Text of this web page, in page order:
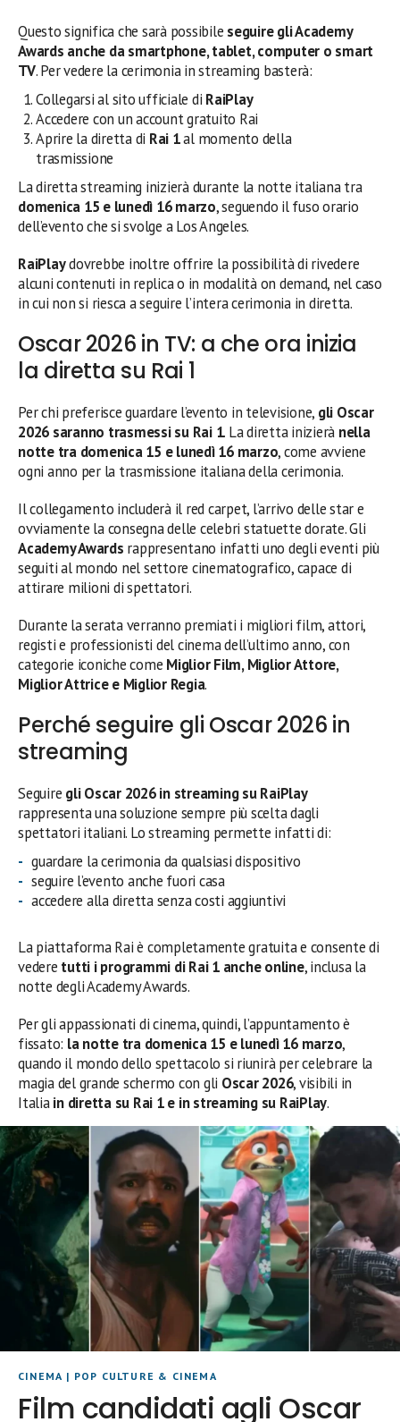
Questo significa che sarà possibile seguire gli Academy
Awards anche da smartphone, tablet, computer o smart
TV. Per vedere la cerimonia in streaming basterà:
Collegarsi al sito ufficiale di RaiPlay
Accedere con un account gratuito Rai
Aprire la diretta di Rai 1al momento della
trasmissione
La diretta streaming inizierà durante la notte italiana tra
domenica 15 e lunedì 16 marzo, seguendo il fuso orario
dell’evento che si svolge a Los Angeles.
RaiPlaydovrebbe inoltre offrire la possibilità di rivedere
alcuni contenuti in replica o in modalità on demand, nel caso
in cui non si riesca a seguire l’intera cerimonia in diretta.
Oscar 2026 in TV: a che ora inizia
la diretta su Rai 1
Per chi preferisce guardare l’evento in televisione, gli Oscar
2026 saranno trasmessi su Rai 1. La diretta inizierà nella
notte tra domenica 15 e lunedì 16 marzo, come avviene
ogni anno per la trasmissione italiana della cerimonia.
Il collegamento includerà il red carpet, l’arrivo delle star e
ovviamente la consegna delle celebri statuette dorate. Gli
Academy Awards rappresentano infatti uno degli eventi più
seguiti al mondo nel settore cinematografico, capace di
attirare milioni di spettatori.
Durante la serata verranno premiati i migliori film, attori,
registi e professionisti del cinema dell’ultimo anno, con
categorie iconiche come Miglior Film, Miglior Attore,
Miglior Attrice e Miglior Regia.
Perché seguire gli Oscar 2026 in
streaming
Seguire gli Oscar 2026 in streaming su RaiPlay
rappresenta una soluzione sempre più scelta dagli
spettatori italiani. Lo streaming permette infatti di:
guardare la cerimonia da qualsiasi dispositivo
seguire l’evento anche fuori casa
accedere alla diretta senza costi aggiuntivi
La piattaforma Rai è completamente gratuita e consente di
vedere tutti i programmi di Rai 1 anche online, inclusa la
notte degli Academy Awards.
Per gli appassionati di cinema, quindi, l’appuntamento è
fissato: la notte tra domenica 15 e lunedì 16 marzo,
quando il mondo dello spettacolo si riunirà per celebrare la
magia del grande schermo con gli Oscar 2026, visibili in
Italiain diretta su Rai 1 e in streaming su RaiPlay.
CINEMA | POP CULTURE & CINEMA
Film candidati agli Oscar